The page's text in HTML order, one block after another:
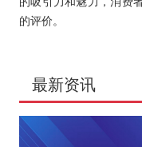
的评价。
最新资讯